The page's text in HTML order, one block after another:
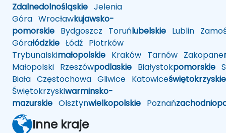
Zdalnedolnośląskie Jelenia
Góra Wrocławkujawsko-
pomorskie Bydgoszcz Toruńlubelskie Lublin
Górałódzkie Łódź Piotrków
Trybunalskimałopolskie Kraków Tarnów Zakopane
Małopolski Rzeszówpodlaskie Białystokpomorskie
Biała Częstochowa Gliwice Katowiceświętokrzyskie
Świętokrzyskiwarminsko-
mazurskie Olsztynwielkopolskie Poznań
Inne kraje